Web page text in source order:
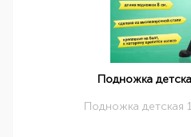
Подножка
Подножка детская